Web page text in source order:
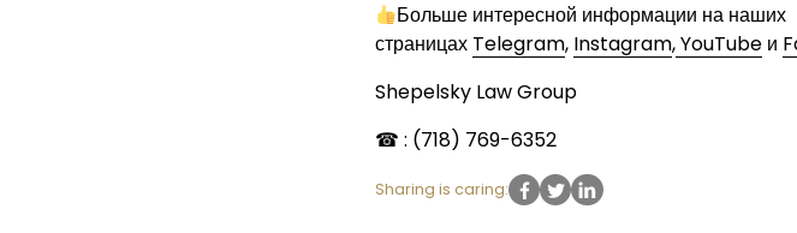
Больше интересной информации на наших
страницах Telegram, Instagram,YouTube и
Shepelsky Law Group
☎ : (718) 769-6352
Sharing is caring: